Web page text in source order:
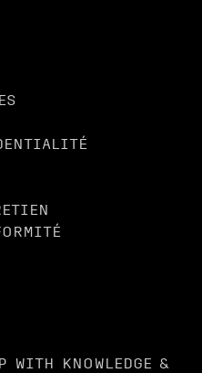
WITH KNOWLEDGE &